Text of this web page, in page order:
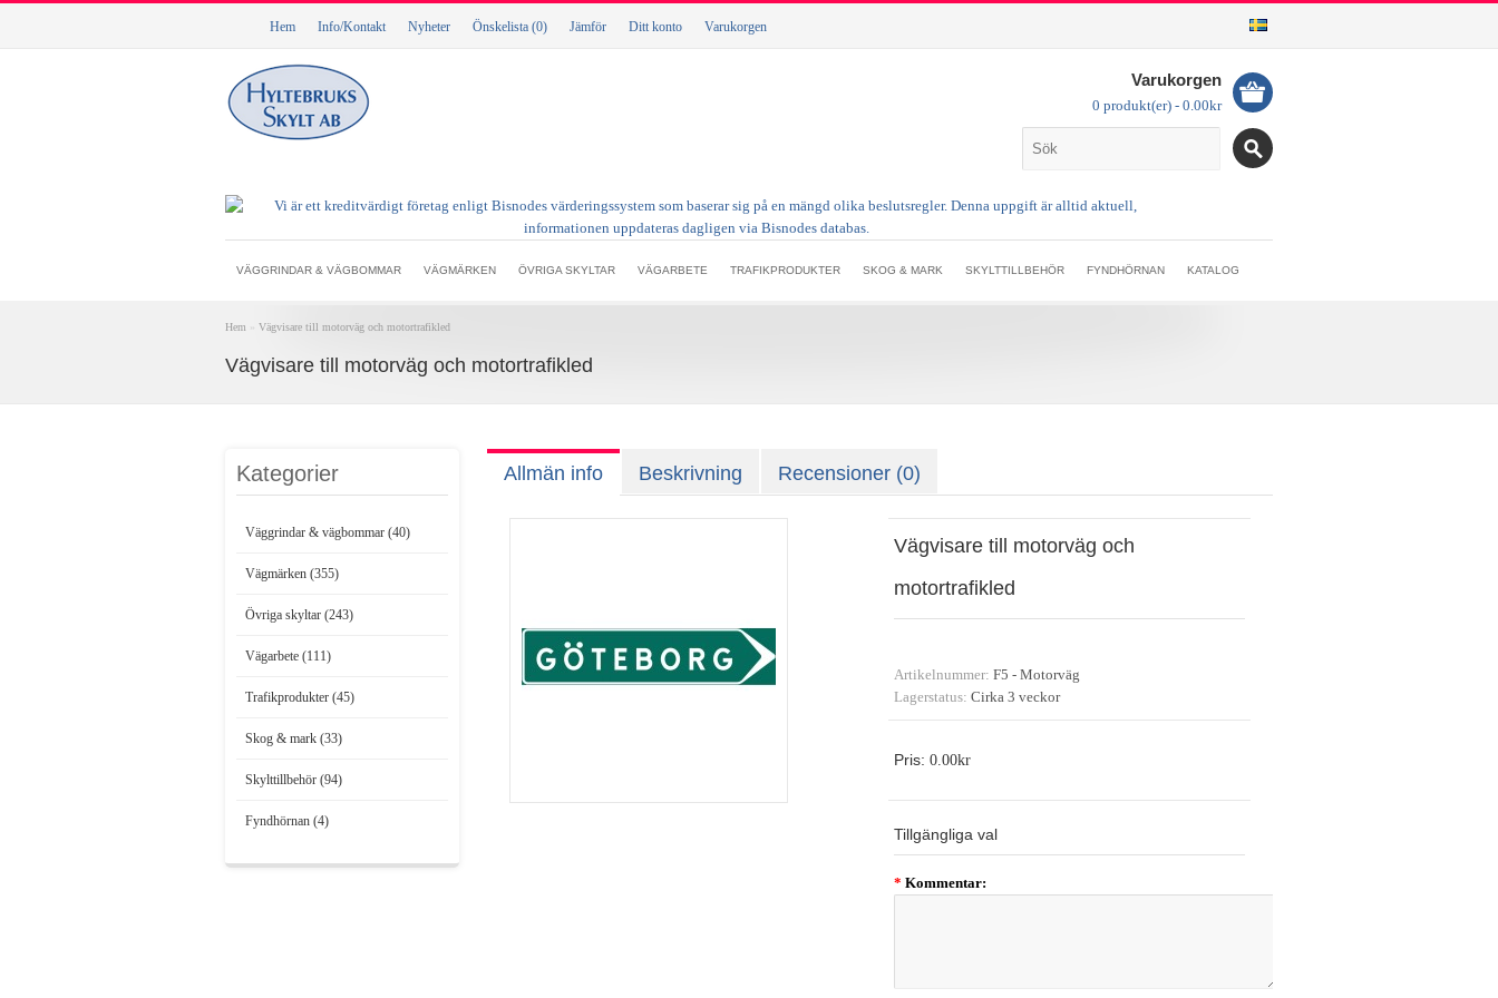
Hem Info/Kontakt Nyheter Önskelista (0) Jämför Ditt konto Varukorgen
Varukorgen
0 produkt(er) - 0.00kr
VÄGGRINDAR & VÄGBOMMAR VÄGMÄRKEN ÖVRIGA SKYLTAR VÄGARBETE TRAFIKPRODUKTER SKOG & MARK SKYLTTILLBEHÖR FYNDHÖRNAN KATALOG
Hem » Vägvisare till motorväg och motortrafikled
Vägvisare till motorväg och motortrafikled
Kategorier
Väggrindar & vägbommar (40)
Vägmärken (355)
Övriga skyltar (243)
Vägarbete (111)
Trafikprodukter (45)
Skog & mark (33)
Skylttillbehör (94)
Fyndhörnan (4)
Allmän info Beskrivning Recensioner (0)
Vägvisare till motorväg och
motortrafikled
Artikelnummer: F5 - Motorväg
Lagerstatus: Cirka 3 veckor
Pris: 0.00kr
Tillgängliga val
* Kommentar: